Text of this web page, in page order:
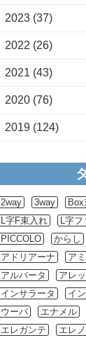
2023 (37)
2022 (26)
2021 (43)
2020 (76)
2019 (124)
2way 3way
L字F束入れ
L字フ
PICCOLO
からし
アドリアーナ
ア
アルバータ
アレ
インサラータ
イ
ウーバ
エナメル
エレガンテ
エレ